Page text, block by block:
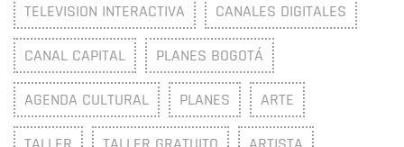
TELEVISION INTERACTIVA CANALES DIGITALES
CANAL CAPITAL PLANES BOGOTÁ
AGENDA CULTURAL PLANES ARTE